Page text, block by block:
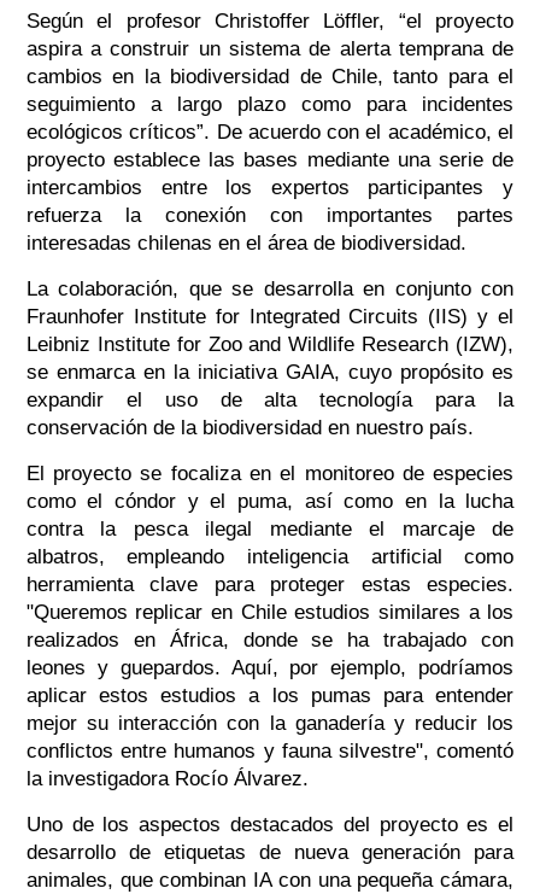
Según el profesor Christoffer Löffler, “el proyecto
aspira a construir un sistema de alerta temprana de
cambios en la biodiversidad de Chile, tanto para el
seguimiento a largo plazo como para incidentes
ecológicos críticos”. De acuerdo con el académico, el
proyecto establece las bases mediante una serie de
intercambios entre los expertos participantes y
refuerza la conexión con importantes partes
interesadas chilenas en el área de biodiversidad.
La colaboración, que se desarrolla en conjunto con
Fraunhofer Institute for Integrated Circuits (IIS) y el
Leibniz Institute for Zoo and Wildlife Research (IZW),
se enmarca en la iniciativa GAIA, cuyo propósito es
expandir el uso de alta tecnología para la
conservación de la biodiversidad en nuestro país.
El proyecto se focaliza en el monitoreo de especies
como el cóndor y el puma, así como en la lucha
contra la pesca ilegal mediante el marcaje de
albatros, empleando inteligencia artificial como
herramienta clave para proteger estas especies.
"Queremos replicar en Chile estudios similares a los
realizados en África, donde se ha trabajado con
leones y guepardos. Aquí, por ejemplo, podríamos
aplicar estos estudios a los pumas para entender
mejor su interacción con la ganadería y reducir los
conflictos entre humanos y fauna silvestre", comentó
la investigadora Rocío Álvarez.
Uno de los aspectos destacados del proyecto es el
desarrollo de etiquetas de nueva generación para
animales, que combinan IA con una pequeña cámara,